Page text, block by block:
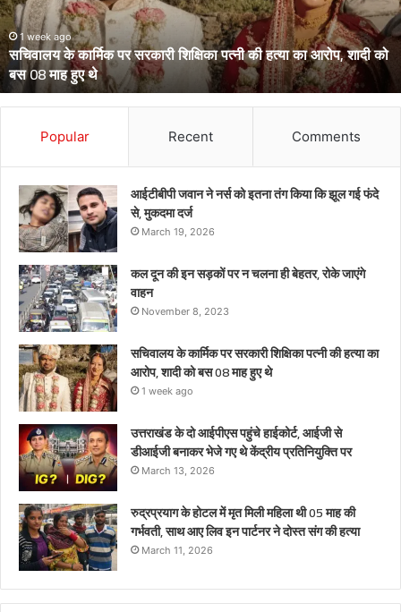
आईजी
से
डीआईजी
बनाकर
भेजे
गए
प्रतिनियुक्ति
March 13, 2026
उत्तराखंड के दो आईपीएस पहुंचे हाईकोर्ट, आईजी से डीआईजी बनाकर भेजे गए
थे केंद्रीय प्रतिनियुक्ति पर
Popular Recent Comments
आईटीबीपी जवान ने नर्स को इतना तंग किया कि झूल गई फंदे
से, मुकदमा दर्ज
March 19, 2026
कल दून की इन सड़कों पर न चलना ही बेहतर, रोके जाएंगे
वाहन
November 8, 2023
सचिवालय के कार्मिक पर सरकारी शिक्षिका पत्नी की हत्या का
आरोप, शादी को बस 08 माह हुए थे
1 week ago
उत्तराखंड के दो आईपीएस पहुंचे हाईकोर्ट, आईजी से
डीआईजी बनाकर भेजे गए थे केंद्रीय प्रतिनियुक्ति पर
March 13, 2026
रुद्रप्रयाग के होटल में मृत मिली महिला थी 05 माह की
गर्भवती, साथ आए लिव इन पार्टनर ने दोस्त संग की हत्या
March 11, 2026